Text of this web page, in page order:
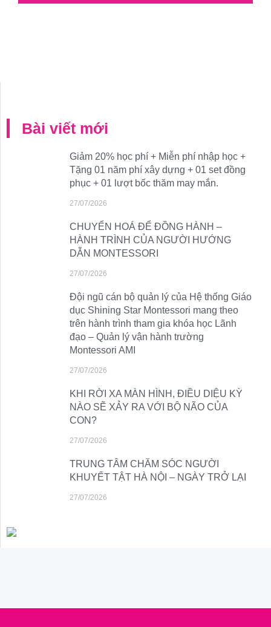
Bài viết mới
Giảm 20% học phí + Miễn phí nhập học +
Tặng 01 năm phí xây dựng + 01 set đồng
phục + 01 lượt bốc thăm may mắn.
27/07/2026
CHUYỂN HOÁ ĐỂ ĐỒNG HÀNH –
HÀNH TRÌNH CỦA NGƯỜI HƯỚNG
DẪN MONTESSORI
27/07/2026
Đội ngũ cán bộ quản lý của Hệ thống Giáo
dục Shining Star Montessori mang theo
trên hành trình tham gia khóa học Lãnh
đạo – Quản lý vận hành trường
Montessori AMI
27/07/2026
KHI RỜI XA MÀN HÌNH, ĐIỀU DIỆU KỲ
NÀO SẼ XẢY RA VỚI BỘ NÃO CỦA
CON?
27/07/2026
TRUNG TÂM CHĂM SÓC NGƯỜI
KHUYẾT TẬT HÀ NỘI – NGÀY TRỞ LẠI
27/07/2026